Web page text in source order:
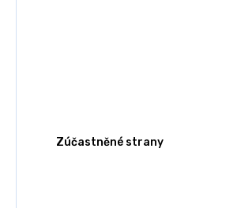
Zúčastněné strany